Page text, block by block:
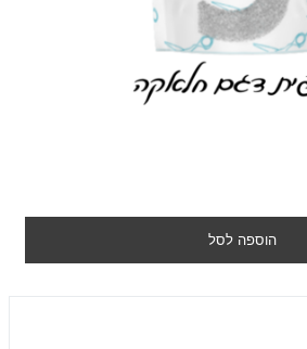
הוספה לסל